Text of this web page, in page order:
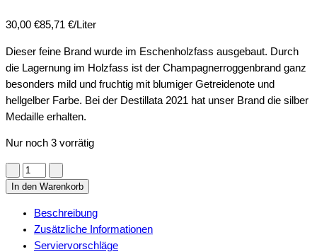
30,00 €85,71 €/Liter
Dieser feine Brand wurde im Eschenholzfass ausgebaut. Durch
die Lagernung im Holzfass ist der Champagnerroggenbrand ganz
besonders mild und fruchtig mit blumiger Getreidenote und
hellgelber Farbe. Bei der Destillata 2021 hat unser Brand die silber
Medaille erhalten.
Nur noch 3 vorrätig
Champagnerroggen
fassgelagert
quantity
In den Warenkorb
Beschreibung
Zusätzliche Informationen
Serviervorschläge